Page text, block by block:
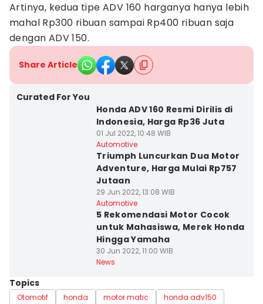
Artinya, kedua tipe ADV 160 harganya hanya lebih
mahal Rp300 ribuan sampai Rp400 ribuan saja
dengan ADV 150.
Share Article
Curated For You
Honda ADV 160 Resmi Dirilis di
Indonesia, Harga Rp36 Juta
01 Jul 2022, 10:48 WIB
Automotive
Triumph Luncurkan Dua Motor
Adventure, Harga Mulai Rp757
Jutaan
29 Jun 2022, 13:08 WIB
Automotive
5 Rekomendasi Motor Cocok
untuk Mahasiswa, Merek Honda
Hingga Yamaha
30 Jun 2022, 11:00 WIB
News
Topics
Otomotif honda motor matic
honda adv150